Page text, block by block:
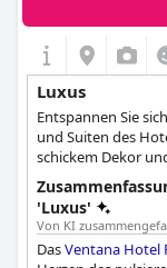
Luxus
Entspannen Sie
und Suiten des
schickem Dekor
Raffinesse und des
'Luxus'
Von KI
DasVentana Hotel